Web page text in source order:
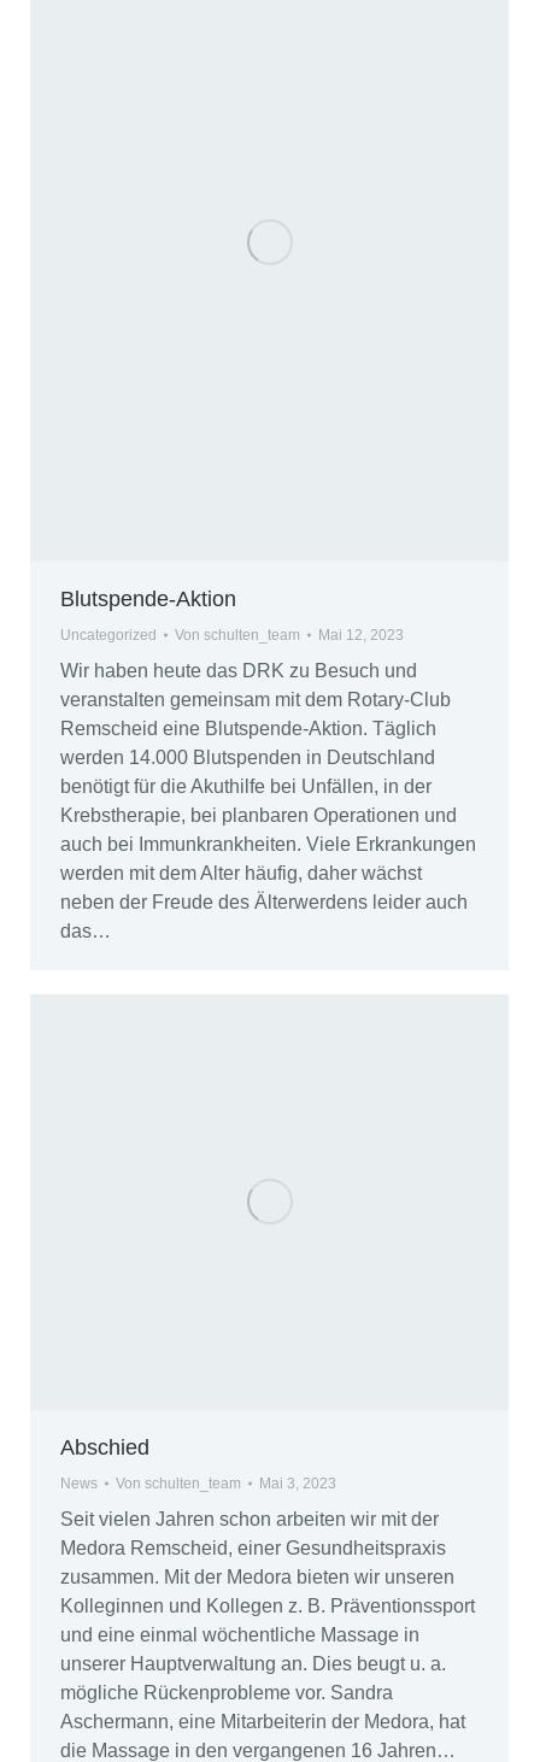
Blutspende-Aktion
Uncategorized Von schulten_team Mai 12, 2023
Wir haben heute das DRK zu Besuch und
veranstalten gemeinsam mit dem Rotary-Club
Remscheid eine Blutspende-Aktion. Täglich
werden 14.000 Blutspenden in Deutschland
benötigt für die Akuthilfe bei Unfällen, in der
Krebstherapie, bei planbaren Operationen und
auch bei Immunkrankheiten. Viele Erkrankungen
werden mit dem Alter häufig, daher wächst
neben der Freude des Älterwerdens leider auch
das…
Abschied
News Von schulten_team Mai 3, 2023
Seit vielen Jahren schon arbeiten wir mit der
Medora Remscheid, einer Gesundheitspraxis
zusammen. Mit der Medora bieten wir unseren
Kolleginnen und Kollegen z. B. Präventionssport
und eine einmal wöchentliche Massage in
unserer Hauptverwaltung an. Dies beugt u. a.
mögliche Rückenprobleme vor. Sandra
Aschermann, eine Mitarbeiterin der Medora, hat
die Massage in den vergangenen 16 Jahren…